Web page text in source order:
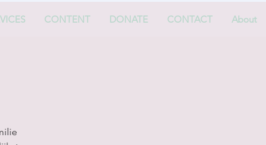
CONTENT DONATE CONTACT About